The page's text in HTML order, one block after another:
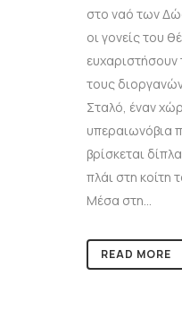
στο ναό των
οι γονείς του
τους
Σταλό, έναν
υπεραιωνόβια
βρίσκεται
πλάι στη κοίτη
Μέσα στη...
READ MORE